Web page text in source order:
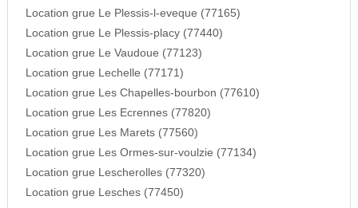
Location grue Le Plessis-l-eveque (77165)
Location grue Le Plessis-placy (77440)
Location grue Le Vaudoue (77123)
Location grue Lechelle (77171)
Location grue Les Chapelles-bourbon (77610)
Location grue Les Ecrennes (77820)
Location grue Les Marets (77560)
Location grue Les Ormes-sur-voulzie (77134)
Location grue Lescherolles (77320)
Location grue Lesches (77450)